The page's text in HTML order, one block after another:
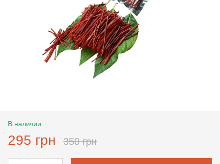
В наличии
295 грн 350 грн